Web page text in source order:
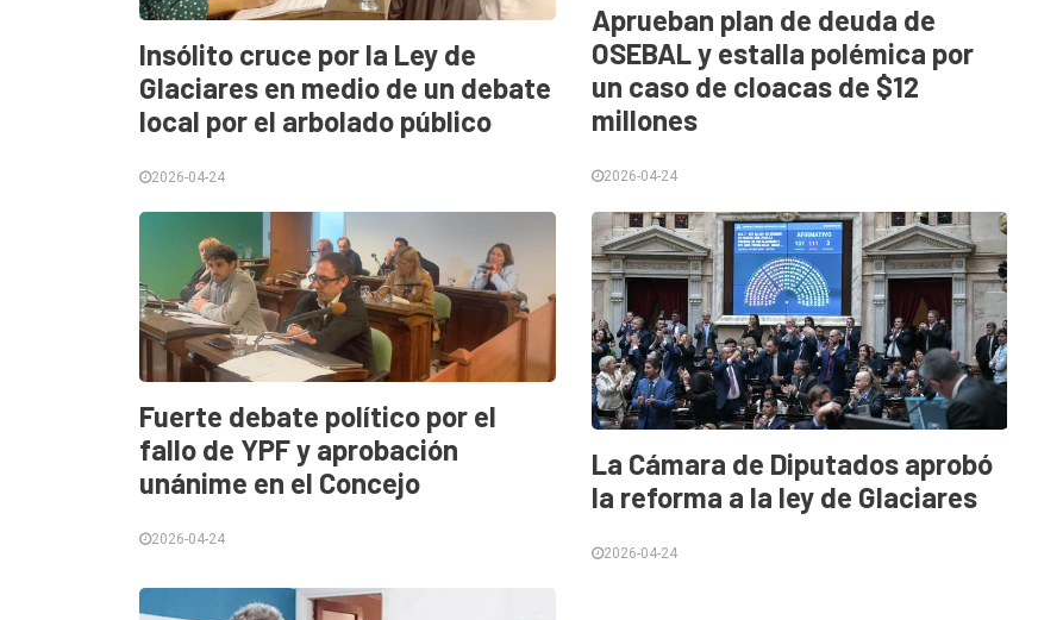
Insólito cruce por la Ley de
Glaciares en medio de un debate
local por el arbolado público
2026-04-24
Aprueban plan de deuda de
OSEBAL y estalla polémica por
un caso de cloacas de $12
millones
2026-04-24
Fuerte debate político por el
fallo de YPF y aprobación
unánime en el Concejo
2026-04-24
La Cámara de Diputados aprobó
la reforma a la ley de Glaciares
2026-04-24